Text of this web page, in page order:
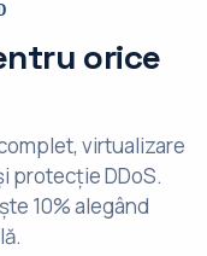
orice
virtualizare
protecție DDoS.
10% alegând